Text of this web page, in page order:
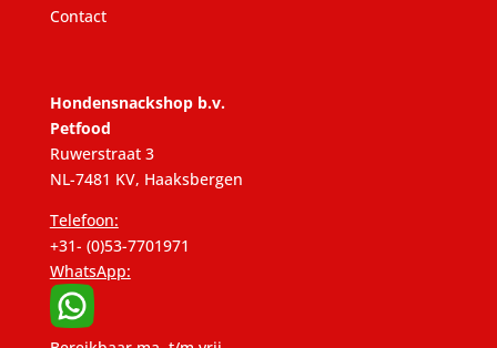
Contact
Hondensnackshop b.v.
Petfood
Ruwerstraat 3
NL-7481 KV, Haaksbergen
Telefoon:
+31- (0)53-7701971
WhatsApp: